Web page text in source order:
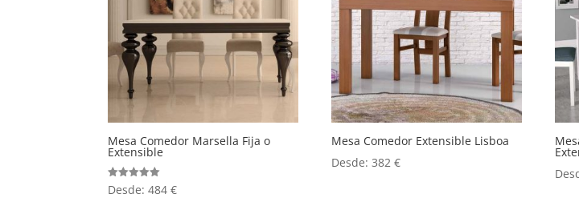
Mesa Comedor Marsella Fija o
Extensible
Valorado
con
Desde:484€
Mesa Comedor Extensible Lisboa
Desde:382€